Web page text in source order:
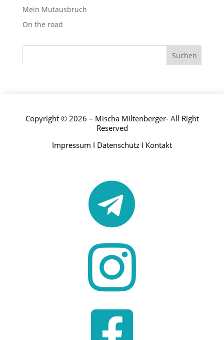
Mein Mutausbruch
On the road
Copyright © 2026 – Mischa Miltenberger- All Right
Reserved
Impressum I Datenschutz I Kontakt

